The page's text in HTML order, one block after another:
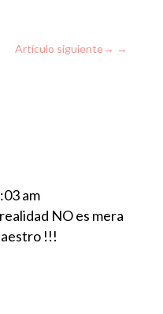
Artículo siguiente →
am
NO es mera
!!!